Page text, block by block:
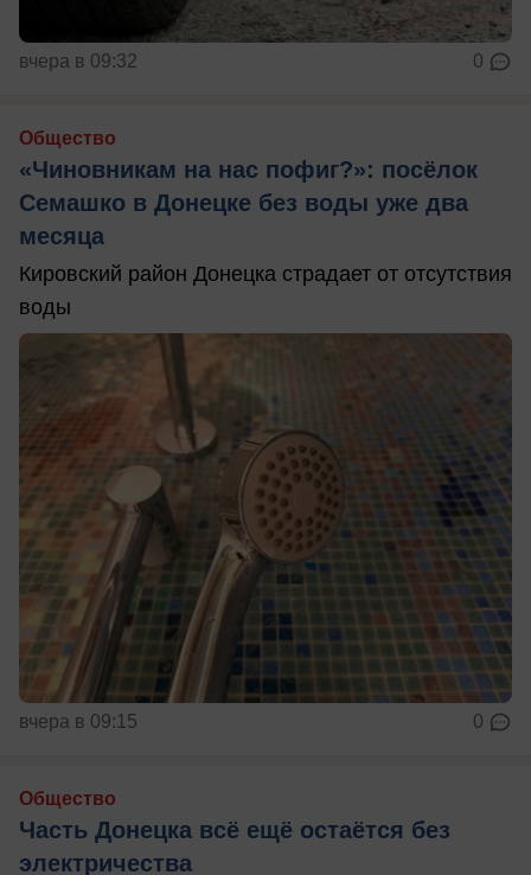
вчера в 09:32 0
Общество
«Чиновникам на нас пофиг?»: посёлок
Семашко в Донецке без воды уже два
месяца
Кировский район Донецка страдает от отсутствия
воды
вчера в 09:15 0
Общество
Часть Донецка всё ещё остаётся без
электричества